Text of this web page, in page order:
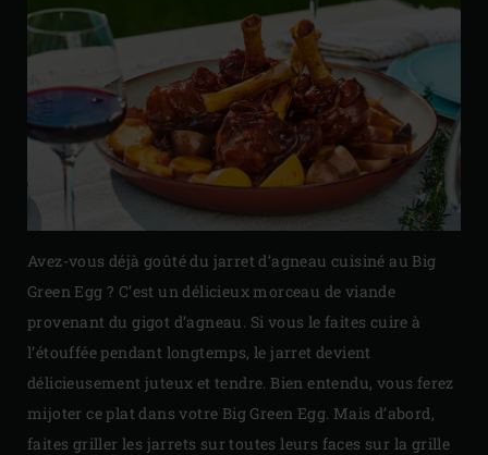
Avez-vous déjà goûté du jarret d’agneau cuisiné au Big
Green Egg ? C’est un délicieux morceau de viande
provenant du gigot d’agneau. Si vous le faites cuire à
l’étouffée pendant longtemps, le jarret devient
délicieusement juteux et tendre. Bien entendu, vous ferez
mijoter ce plat dans votre Big Green Egg. Mais d’abord,
faites griller les jarrets sur toutes leurs faces sur la grille